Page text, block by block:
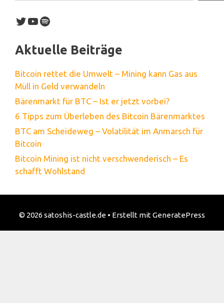
Twitter
YouTube
Spotify
Aktuelle Beiträge
Bitcoin rettet die Umwelt – Mining kann Gas aus
Müll in Geld verwandeln
Bärenmarkt für BTC – Ist er jetzt vorbei?
6 Tipps zum Überleben des Bitcoin Bärenmarktes
BTC am Scheideweg – Volatilität im Anmarsch für
Bitcoin
Bitcoin Mining ist nicht verschwenderisch – Es
schafft Wohlstand
© 2026 satoshis-castle.de • Erstellt mitGeneratePress